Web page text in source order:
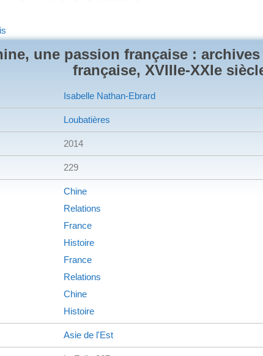
une passion française :
française, XVIIIe-XXIe
Isabelle Nathan-Ebrard
Loubatières
2014
229
Chine
Relations
France
Histoire
France
Relations
Chine
Histoire
Asie de l'Est